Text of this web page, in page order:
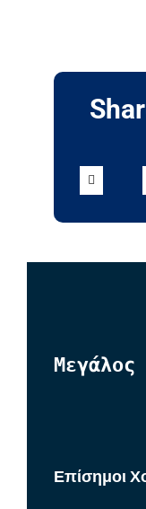
Μεγάλος
Επίσημοι